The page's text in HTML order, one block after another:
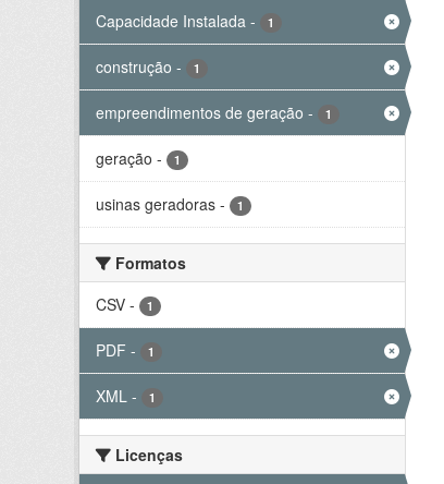
Capacidade Instalada - 1
construção - 1
empreendimentos de geração - 1
geração - 1
usinas geradoras - 1
Formatos
CSV - 1
PDF - 1
XML - 1
Licenças